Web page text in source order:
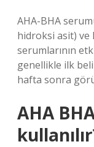
AHA-BHA
hidroksi asit) ve
serumlarının
genellikle ilk
hafta sonra
AHA